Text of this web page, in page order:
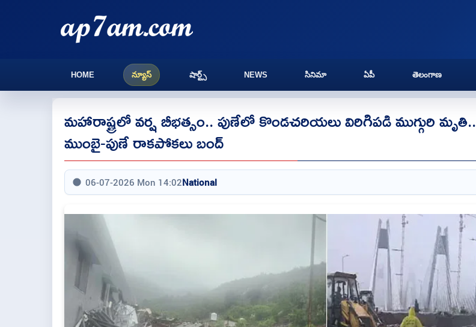
HOME న్యూస్ షార్ట్స్ NEWS సినిమా ఏపీ తెలంగాణ
మహారాష్ట్రలో వర్ష బీభత్సం.. పుణేలో కొండచరియలు విరిగిపడి ముగ్గురి మృతి..
ముంబై-పుణే రాకపోకలు బంద్
06-07-2026 Mon 14:02National